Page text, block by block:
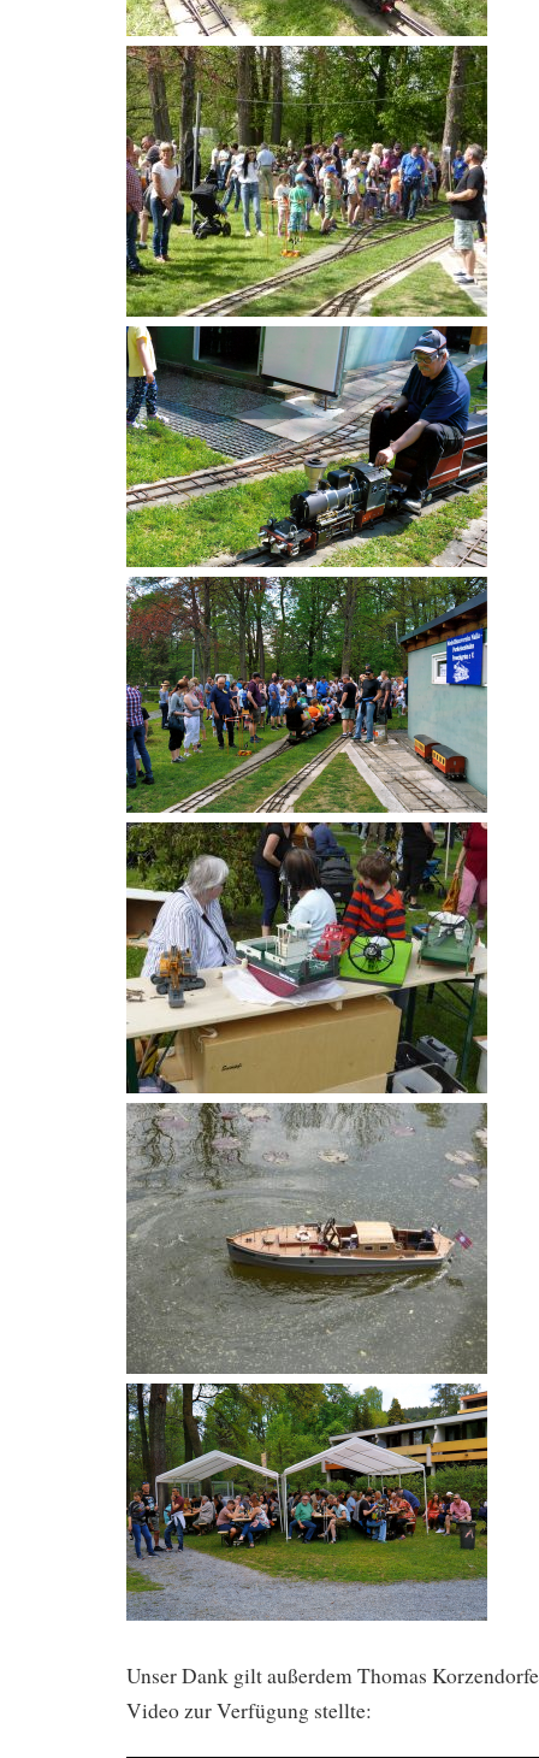
Unser Dank gilt außerdem Thomas
Video zur Verfügung stellte: